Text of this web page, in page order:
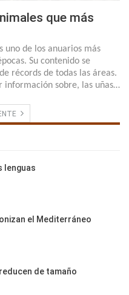
que más
uno de los anuarios más
Su contenido se
récords de todas las áreas.
información sobre, las uñas…
lenguas
el Mediterráneo
de tamaño